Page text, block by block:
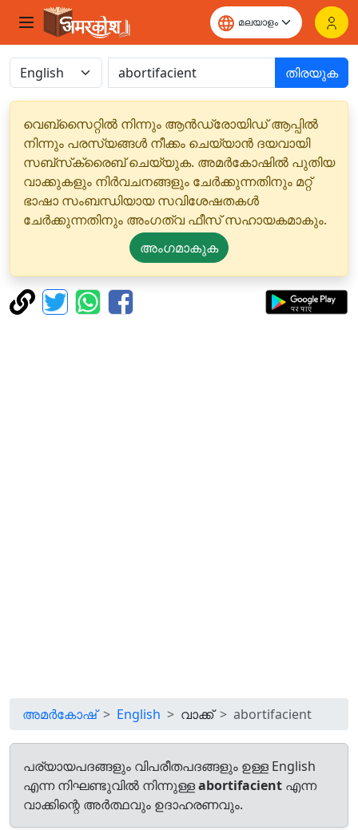
തിരയുക
വെബ്‌സൈറ്റിൽ നിന്നും ആൻഡ്രോയിഡ് ആപ്പിൽ
നിന്നും പരസ്യങ്ങൾ നീക്കം ചെയ്യാൻ ദയവായി
സബ്‌സ്‌ക്രൈബ് ചെയ്യുക. അമർകോഷിൽ പുതിയ
വാക്കുകളും നിർവചനങ്ങളും ചേർക്കുന്നതിനും മറ്റ്
ഭാഷാ സംബന്ധിയായ സവിശേഷതകൾ
ചേർക്കുന്നതിനും അംഗത്വ ഫീസ് സഹായകമാകും.
അംഗമാകുക
അമർകോഷ് English വാക്ക് abortifacient
പര്യായപദങ്ങളും വിപരീതപദങ്ങളും ഉള്ള English
എന്ന നിഘണ്ടുവിൽ നിന്നുള്ളabortifacient എന്ന
വാക്കിന്റെ അർത്ഥവും ഉദാഹരണവും.